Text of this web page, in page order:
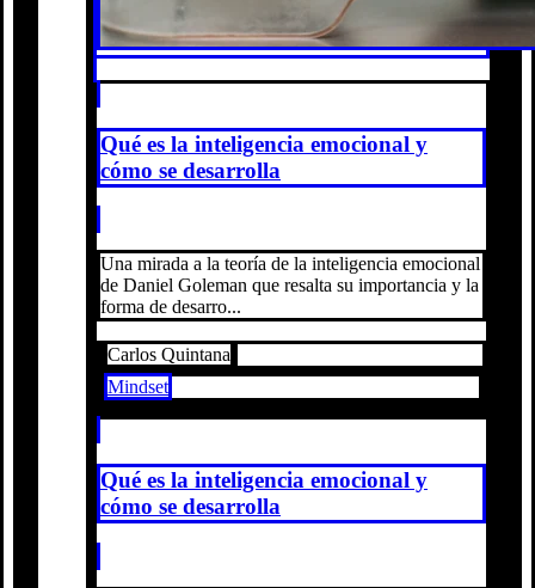
Qué es la inteligencia emocional y
cómo se desarrolla
Una mirada a la teoría de la inteligencia emocional
de Daniel Goleman que resalta su importancia y la
forma de desarro...
Carlos Quintana
Mindset
Qué es la inteligencia emocional y
cómo se desarrolla